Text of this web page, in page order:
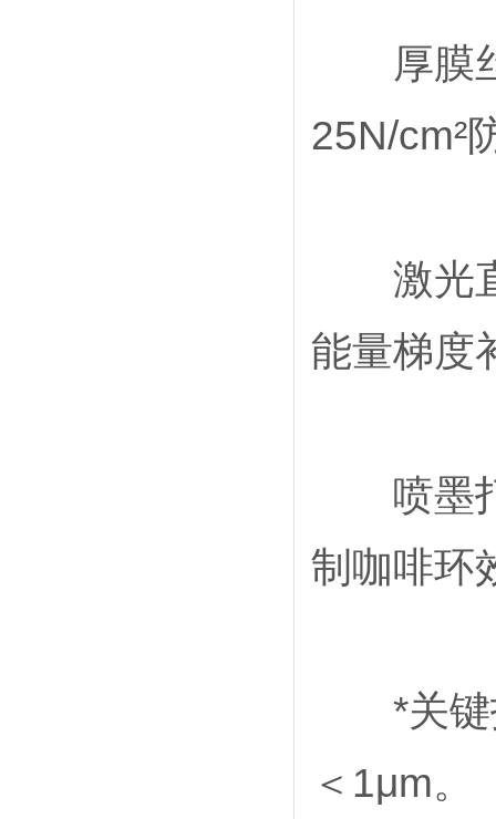
厚膜丝
25N/cm²
激光直
能量梯度
喷墨打
制咖啡环
*关键指
＜1μm。